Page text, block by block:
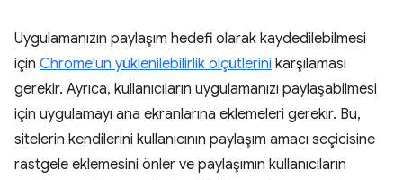
Uygulamanızın paylaşım hedefi olarak kaydedilebilmesi
için Chrome'un yüklenilebilirlik ölçütlerini karşılaması
gerekir. Ayrıca, kullanıcıların uygulamanızı paylaşabilmesi
için uygulamayı ana ekranlarına eklemeleri gerekir. Bu,
sitelerin kendilerini kullanıcının paylaşım amacı seçicisine
rastgele eklemesini önler ve paylaşımın kullanıcıların